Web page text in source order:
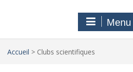
Menu
Accueil > Clubs scientifiques